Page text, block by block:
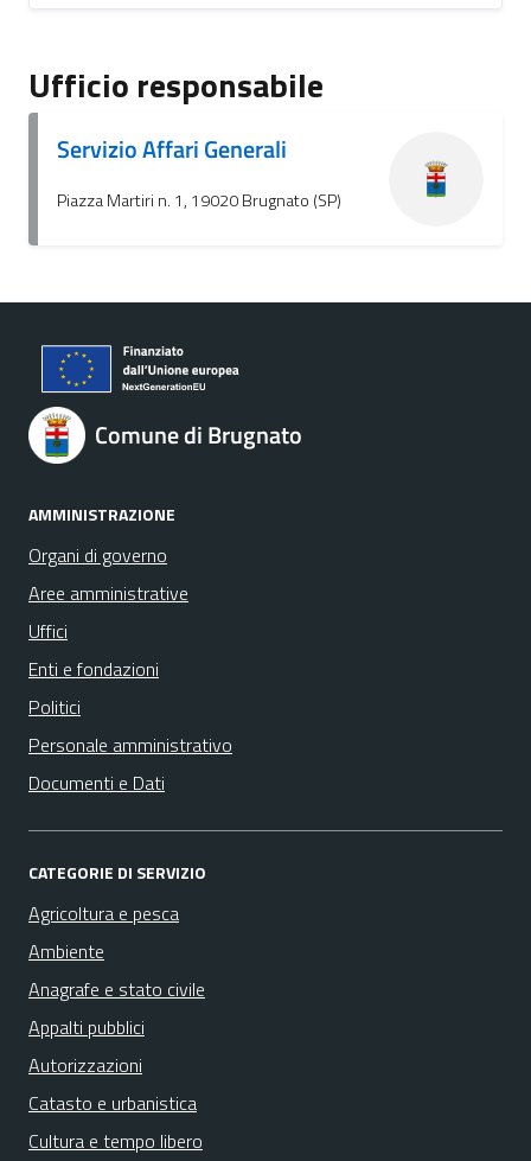
Ufficio responsabile
Servizio Affari Generali
Piazza Martiri n. 1, 19020 Brugnato (SP)
Comune di Brugnato
AMMINISTRAZIONE
Organi di governo
Aree amministrative
Uffici
Enti e fondazioni
Politici
Personale amministrativo
Documenti e Dati
CATEGORIE DI SERVIZIO
Agricoltura e pesca
Ambiente
Anagrafe e stato civile
Appalti pubblici
Autorizzazioni
Catasto e urbanistica
Cultura e tempo libero